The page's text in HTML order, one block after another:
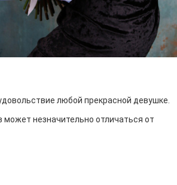
любой прекрасной девушке.
незначительно отличаться от